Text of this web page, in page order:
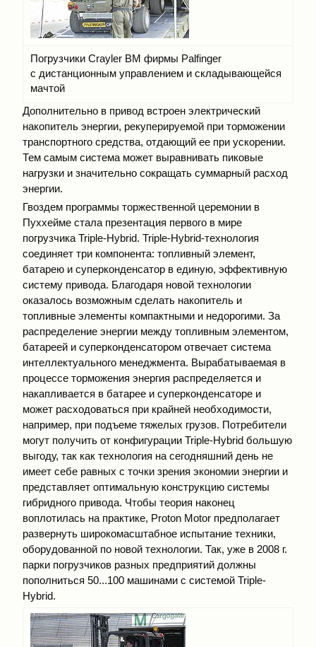
Погрузчики Crayler BM фирмы Palfinger
с дистанционным управлением и складывающейся
мачтой
Дополнительно в привод встроен электрический
накопитель энергии, рекуперируемой при торможении
транспортного средства, отдающий ее при ускорении.
Тем самым система может выравнивать пиковые
нагрузки и значительно сокращать суммарный расход
энергии.
Гвоздем программы торжественной церемонии в
Пуххейме стала презентация первого в мире
погрузчика Triple-Нуbrid. Triple-Нуbrid-технология
соединяет три компонента: топливный элемент,
батарею и суперконденсатор в единую, эффективную
систему привода. Благодаря новой технологии
оказалось возможным сделать накопитель и
топливные элементы компактными и недорогими. За
распределение энергии между топливным элементом,
батареей и суперконденсатором отвечает система
интеллектуального менеджмента. Вырабатываемая в
процессе торможения энергия распределяется и
накапливается в батарее и суперконденсаторе и
может расходоваться при крайней необходимости,
например, при подъеме тяжелых грузов. Потребители
могут получить от конфигурации Triple-Нуbrid большую
выгоду, так как технология на сегодняшний день не
имеет себе равных с точки зрения экономии энергии и
представляет оптимальную конструкцию системы
гибридного привода. Чтобы теория наконец
воплотилась на практике, Proton Motor предполагает
развернуть широкомасштабное испытание техники,
оборудованной по новой технологии. Так, уже в 2008 г.
парки погрузчиков разных предприятий должны
пополниться 50...100 машинами с системой Triple-
Нуbrid.